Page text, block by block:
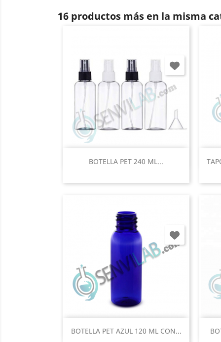
16 productos más en la misma
BOTELLA PET 240 ML...
 Vista rápida
BOTELLA PET AZUL 120 ML CON...
Vista rápida